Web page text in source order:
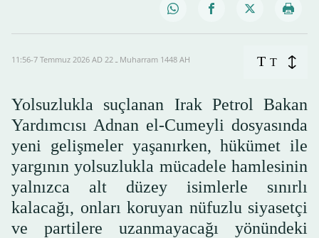
11:56-7 Temmuz 2026 AD ـ 22 Muharram 1448 AH T T
Yolsuzlukla suçlanan Irak Petrol Bakan
Yardımcısı Adnan el-Cumeyli dosyasında
yeni gelişmeler yaşanırken, hükümet ile
yargının yolsuzlukla mücadele hamlesinin
yalnızca alt düzey isimlerle sınırlı
kalacağı, onları koruyan nüfuzlu siyasetçi
ve partilere uzanmayacağı yönündeki